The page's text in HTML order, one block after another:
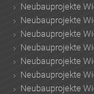
Neubauprojekte
Neubauprojekte
Neubauprojekte
Neubauprojekte
Neubauprojekte
Neubauprojekte
Neubauprojekte